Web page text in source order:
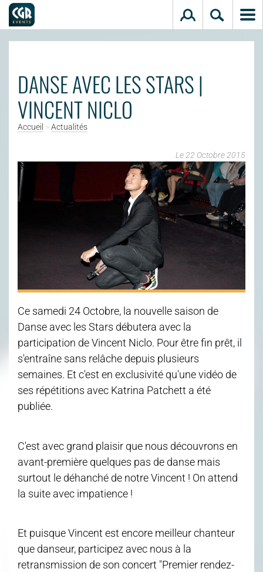
DANSE AVEC LES STARS |
VINCENT NICLO
Accueil >Actualités
Le 22 Octobre 2015
Ce samedi 24 Octobre, la nouvelle saison de
Danse avec les Stars débutera avec la
participation de Vincent Niclo. Pour être fin prêt, il
s'entraîne sans relâche depuis plusieurs
semaines. Et c'est en exclusivité qu'une vidéo de
ses répétitions avec Katrina Patchett a été
publiée.
C'est avec grand plaisir que nous découvrons en
avant-première quelques pas de danse mais
surtout le déhanché de notre Vincent ! On attend
la suite avec impatience !
Et puisque Vincent est encore meilleur chanteur
que danseur, participez avec nous à la
retransmission de son concert "Premier rendez-